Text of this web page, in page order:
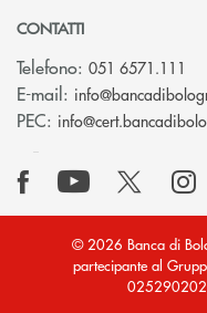
CONTATTI
Telefono: 051 6571.111
E-mail:
PEC:
© 2026 Banca di
partecipante al